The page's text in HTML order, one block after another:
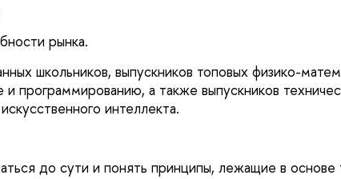
рынка.
школьников, выпускников топовых физико-
а также выпускников
интеллекта.
до сути и понять принципы, лежащие в основе